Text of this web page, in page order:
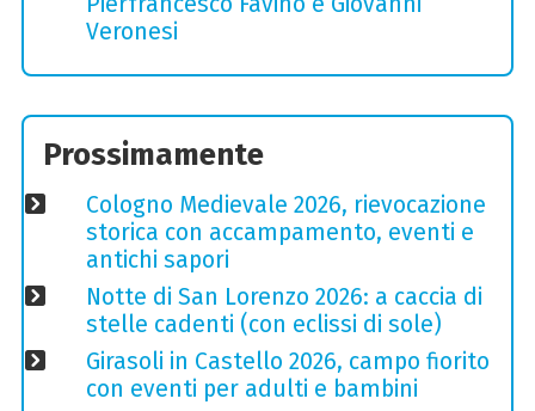
Veronesi
Prossimamente
Cologno Medievale 2026, rievocazione
storica con accampamento, eventi e
antichi sapori
Notte di San Lorenzo 2026: a caccia di
stelle cadenti (con eclissi di sole)
Girasoli in Castello 2026, campo fiorito
con eventi per adulti e bambini